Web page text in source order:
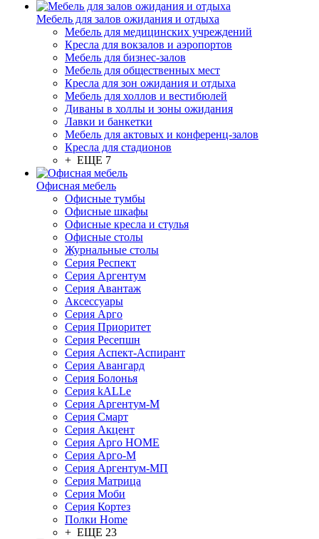
Мебель для залов ожидания и отдыха
Мебель для медицинских учреждений
Кресла для вокзалов и аэропортов
Мебель для бизнес-залов
Мебель для общественных мест
Кресла для зон ожидания и отдыха
Мебель для холлов и вестибюлей
Диваны в холлы и зоны ожидания
Лавки и банкетки
Мебель для актовых и конференц-залов
Кресла для стадионов
+ ЕЩЕ 7
Офисная мебель
Офисные тумбы
Офисные шкафы
Офисные кресла и стулья
Офисные столы
Журнальные столы
Серия Респект
Серия Аргентум
Серия Авантаж
Аксессуары
Серия Арго
Серия Приоритет
Серия Ресепшн
Серия Аспект-Аспирант
Серия Авангард
Серия Болонья
Серия kALLe
Серия Аргентум-М
Серия Смарт
Серия Акцент
Серия Арго HOME
Серия Арго-М
Серия Аргентум-МП
Серия Матрица
Серия Моби
Серия Кортез
Полки Home
+ ЕЩЕ 23